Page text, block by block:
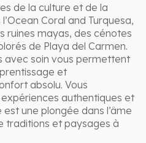
de la culture et de la
Coral and Turquesa,
ruines mayas, des cénotes
de Playa del Carmen.
avec soin vous permettent
et
absolu. Vous
authentiques et
une plongée dans l’âme
traditions et paysages à